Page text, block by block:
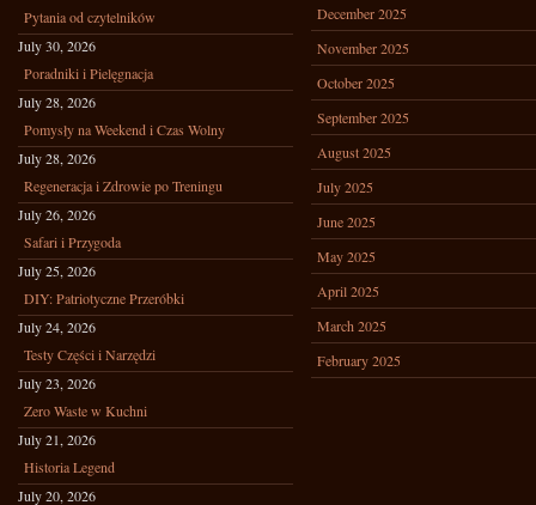
Pytania od czytelników
July 30, 2026
Poradniki i Pielęgnacja
July 28, 2026
Pomysły na Weekend i Czas Wolny
July 28, 2026
Regeneracja i Zdrowie po Treningu
July 26, 2026
Safari i Przygoda
July 25, 2026
DIY: Patriotyczne Przeróbki
July 24, 2026
Testy Części i Narzędzi
July 23, 2026
Zero Waste w Kuchni
July 21, 2026
Historia Legend
July 20, 2026
December 2025
November 2025
October 2025
September 2025
August 2025
July 2025
June 2025
May 2025
April 2025
March 2025
February 2025